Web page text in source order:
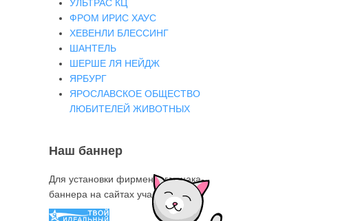
УЛЬТРАС КЦ
ФРОМ ИРИС ХАУС
ХЕВЕНЛИ БЛЕССИНГ
ШАНТЕЛЬ
ШЕРШЕ ЛЯ НЕЙДЖ
ЯРБУРГ
ЯРОСЛАВСКОЕ ОБЩЕСТВО
ЛЮБИТЕЛЕЙ ЖИВОТНЫХ
Наш баннер
Для установки фирменного знака-
баннера на сайтах участниках